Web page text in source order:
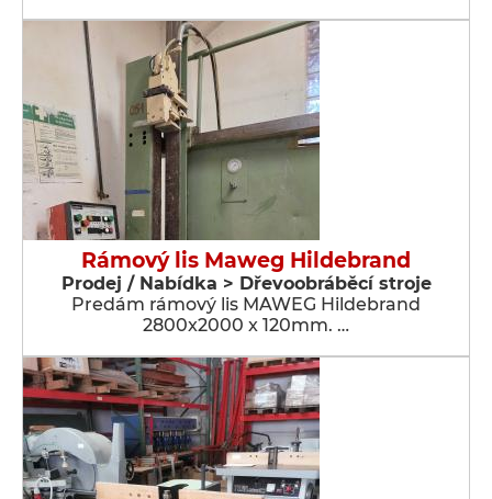
Rámový lis Maweg Hildebrand
Prodej / Nabídka > Dřevoobráběcí stroje
Predám rámový lis MAWEG Hildebrand
2800x2000 x 120mm. …